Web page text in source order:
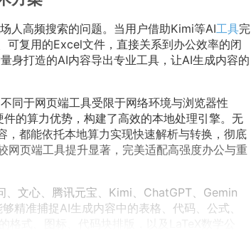
人高频搜索的问题。当用户借助Kimi等AI工具完
可复用的Excel文件，直接关系到办公效率的闭
身打造的AI内容导出专业工具，让AI生成内容的
同于网页端工具受限于网络环境与浏览器性
的算力优势，构建了高效的本地处理引擎。无
都能依托本地算力实现快速解析与转换，彻底
网页端工具提升显著，完美适配高强度办公与重
文心、腾讯元宝、Kimi、ChatGPT、Gemin
精准捕捉AI生成内容中的表格、代码、公式、